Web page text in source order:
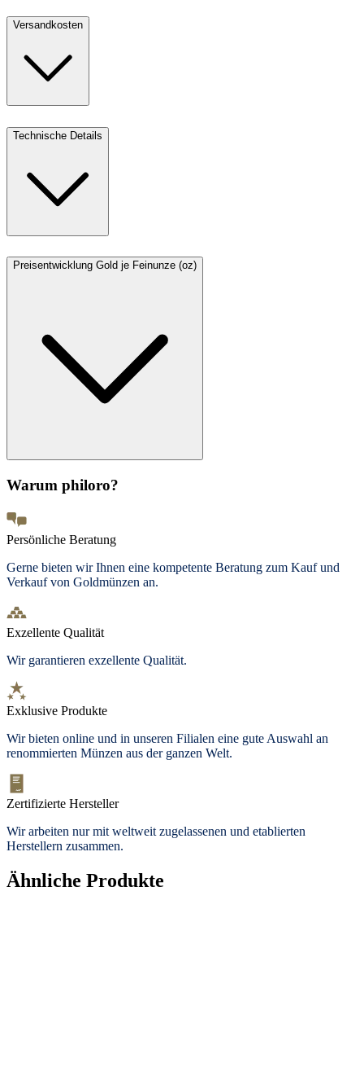
Versandkosten
Technische Details
Preisentwicklung Gold je Feinunze (oz)
Warum philoro?
Persönliche Beratung
Gerne bieten wir Ihnen eine kompetente Beratung zum Kauf und
Verkauf von Goldmünzen an.
Exzellente Qualität
Wir garantieren exzellente Qualität.
Exklusive Produkte
Wir bieten online und in unseren Filialen eine gute Auswahl an
renommierten Münzen aus der ganzen Welt.
Zertifizierte Hersteller
Wir arbeiten nur mit weltweit zugelassenen und etablierten
Herstellern zusammen.
Ähnliche Produkte